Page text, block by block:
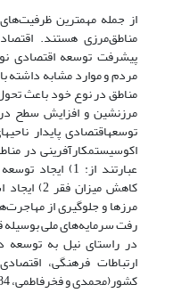
از جمله مهمترین
مناطق‌مرزی هستند.
پیشرفت توسعه اقتصادی
مردم و موارد مشابه داشته
مناطق در نوع خود باعث
مرزنشین و افزایش سطح
اکوسیستم­کارآفرینی در
عبارتند از: 1)
کاهش
ارتباطات فرهنگی،
کشور(محمدی و فخرفاطمی، 1384).